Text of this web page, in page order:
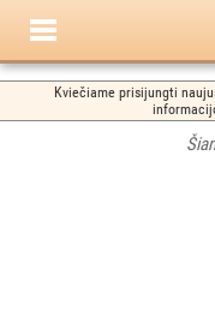
Kviečiame prisijungti